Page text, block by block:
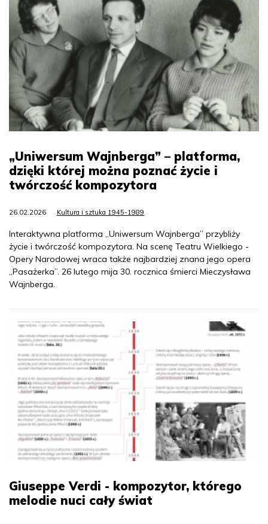
„Uniwersum Wajnberga” – platforma,
dzięki której można poznać życie i
twórczość kompozytora
26.02.2026 Kultura i sztuka 1945-1989
Interaktywna platforma „Uniwersum Wajnberga” przybliży
życie i twórczość kompozytora. Na scenę Teatru Wielkiego -
Opery Narodowej wraca także najbardziej znana jego opera
„Pasażerka”. 26 lutego mija 30. rocznica śmierci Mieczysława
Wajnberga.
Giuseppe Verdi - kompozytor, którego
melodie nuci cały świat